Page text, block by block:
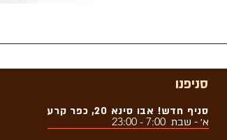
סניפנו
סניף חדש! אבו סינא 20, כפר קרע
א׳ - שבת7:00 - 23:00